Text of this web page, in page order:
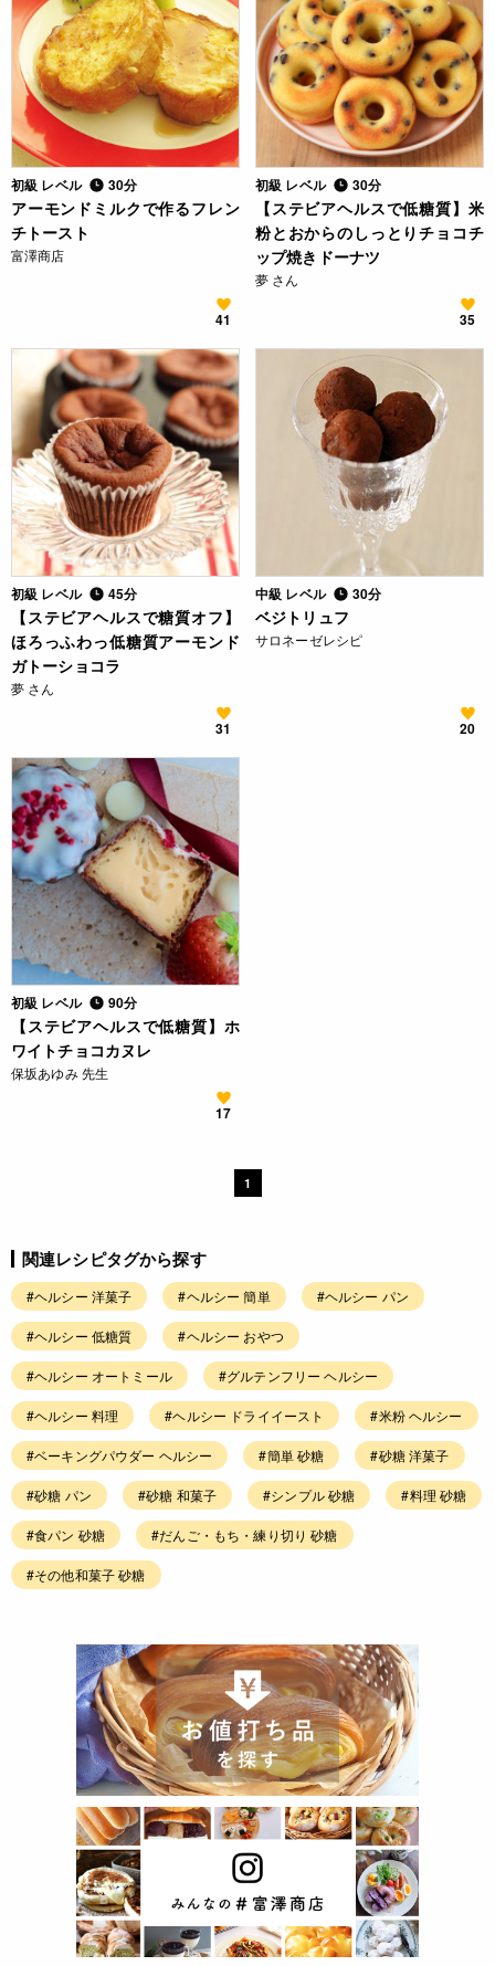
初級 レベル 30分
アーモンドミルクで作るフレン
チトースト
富澤商店
41
初級 レベル 30分
【ステビアヘルスで低糖質】米
粉とおからのしっとりチョコチ
ップ焼きドーナツ
夢 さん
35
初級 レベル 45分
【ステビアヘルスで糖質オフ】
ほろっふわっ低糖質アーモンド
ガトーショコラ
夢 さん
31
中級 レベル 30分
ベジトリュフ
サロネーゼレシピ
20
初級 レベル 90分
【ステビアヘルスで低糖質】ホ
ワイトチョコカヌレ
保坂あゆみ 先生
17
1
関連レシピタグから探す
#ヘルシー 洋菓子 #ヘルシー 簡単 #ヘルシー パン
#ヘルシー 低糖質 #ヘルシー おやつ
#ヘルシー オートミール #グルテンフリー ヘルシー
#ヘルシー 料理 #ヘルシー ドライイースト #米粉 ヘルシー
#ベーキングパウダー ヘルシー #簡単 砂糖 #砂糖 洋菓子
#砂糖 パン #砂糖 和菓子 #シンプル 砂糖 #料理 砂糖
#食パン 砂糖 #だんご・もち・練り切り 砂糖
#その他和菓子 砂糖